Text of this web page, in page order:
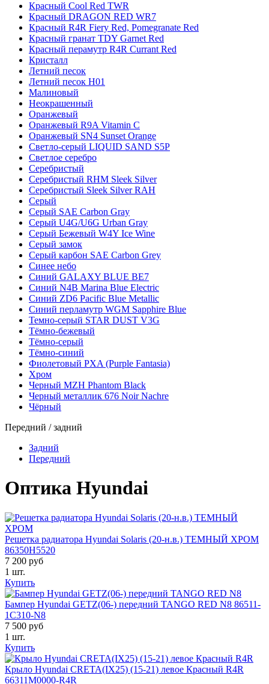
Красный Cool Red TWR
Красный DRAGON RED WR7
Красный R4R Fiery Red, Pomegranate Red
Красный гранат TDY Garnet Red
Красный перамутр R4R Currant Red
Кристалл
Летний песок
Летний песок H01
Малиновый
Неокрашенный
Оранжевый
Оранжевый R9A Vitamin C
Оранжевый SN4 Sunset Orange
Светло-серый LIQUID SAND S5P
Светлое серебро
Серебристый
Серебристый RHM Sleek Silver
Серебристый Sleek Silver RAH
Серый
Серый SAE Carbon Gray
Серый U4G/U6G Urban Gray
Серый Бежевый W4Y Ice Wine
Серый замок
Серый карбон SAE Carbon Grey
Синее небо
Синий GALAXY BLUE BE7
Синий N4B Marina Blue Electric
Синий ZD6 Pacific Blue Metallic
Синий перламутр WGM Sapphire Blue
Темно-серый STAR DUST V3G
Тёмно-бежевый
Тёмно-серый
Тёмно-синий
Фиолетовый PXA (Purple Fantasia)
Хром
Черный MZH Phantom Black
Черный металлик 676 Noir Nachre
Чёрный
Передний / задний
Задний
Передний
Оптика Hyundai
Решетка радиатора Hyundai Solaris (20-н.в.) ТЕМНЫЙ ХРОМ
86350H5520
7 200 руб
1 шт.
Купить
Бампер Hyundai GETZ(06-) передний TANGO RED N8 86511-
1C310-N8
7 500 руб
1 шт.
Купить
Крыло Hyundai CRETA(IX25) (15-21) левое Красный R4R
66311M0000-R4R